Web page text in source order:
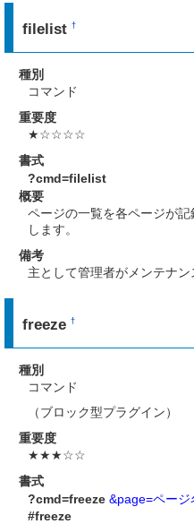
filelist†
種別
コマンド
重要度
★☆☆☆☆
書式
?cmd=filelist
概要
ページの一覧を各ページが
します。
備考
主として管理者がメンテナン
freeze†
種別
コマンド
（ブロック型プラグイン）
重要度
★★★☆☆
書式
?cmd=freeze &page=ページ
#freeze